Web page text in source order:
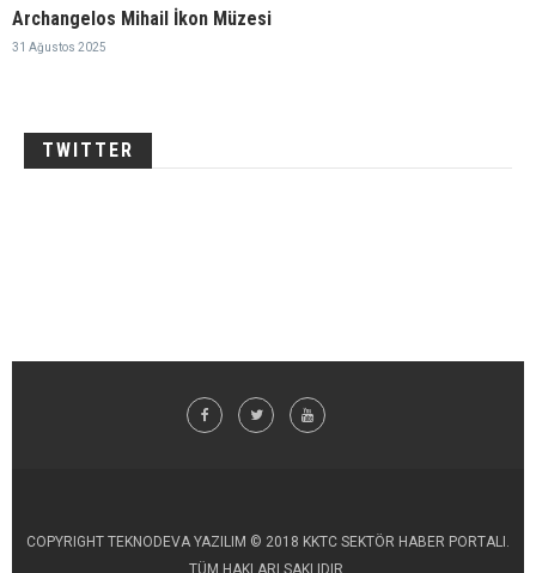
Archangelos Mihail İkon Müzesi
31 Ağustos 2025
TWITTER
COPYRIGHT TEKNODEVA YAZILIM © 2018 KKTC SEKTÖR HABER PORTALI.
TÜM HAKLARI SAKLIDIR.